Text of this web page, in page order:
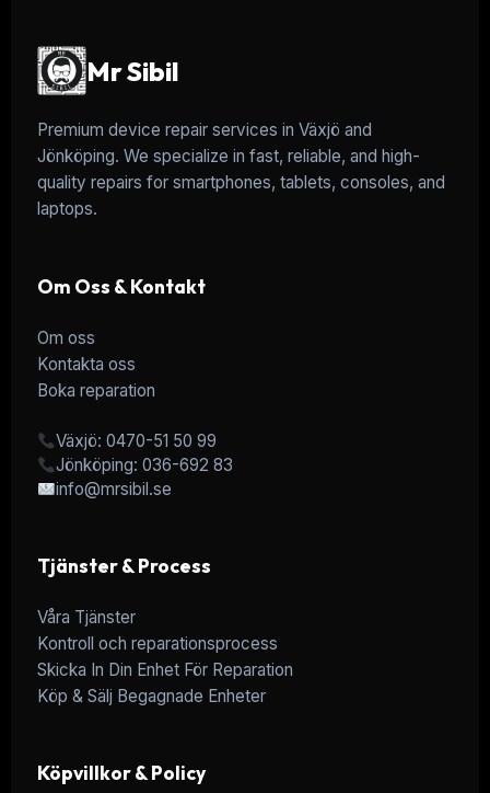
Mr Sibil
Premium device repair services in Växjö and
Jönköping. We specialize in fast, reliable, and high-
quality repairs for smartphones, tablets, consoles, and
laptops.
Om Oss & Kontakt
Om oss
Kontakta oss
Boka reparation
Växjö: 0470-51 50 99
Jönköping: 036-692 83
info@mrsibil.se
Tjänster & Process
Våra Tjänster
Kontroll och reparationsprocess
Skicka In Din Enhet För Reparation
Köp & Sälj Begagnade Enheter
Köpvillkor & Policy